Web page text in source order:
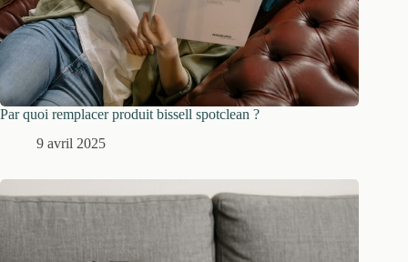
Par quoi remplacer produit bissell spotclean ?
9 avril 2025